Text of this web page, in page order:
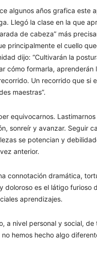
algunos años grafica este
Llegó la clase en la que
de cabeza” más
principalmente el cuello
dijo: “Cultivarán la
cómo formarla,
Un recorrido que si
maestras”.
equivocarnos.
sonreír y avanzar. Seguir
se potencian y
anterior.
connotación dramática,
doloroso es el látigo
aprendizajes.
a nivel personal y social,
hemos hecho algo